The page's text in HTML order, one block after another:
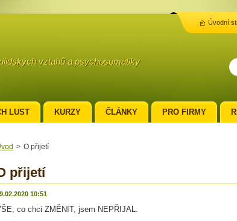
vztahů a psychosomatiky
> O přijetí
přijetí
10:51
co chci ZMĚNIT, jsem NEPŘIJAL.
LUST KURZY ČLÁNKY PRO FIRMY
Úvodní